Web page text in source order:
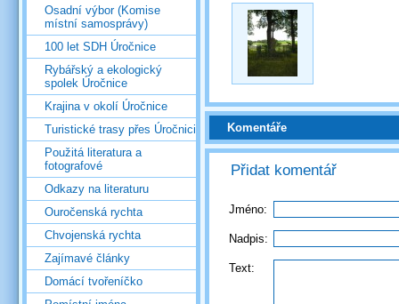
Komentáře
Přidat komentář
Jméno:
Nadpis:
Text:
Osadní výbor (Komise
místní samosprávy)
100 let SDH Úročnice
Rybářský a ekologický
spolek Úročnice
Krajina v okolí Úročnice
Turistické trasy přes Úročnici
Použitá literatura a
fotografové
Odkazy na literaturu
Ouročenská rychta
Chvojenská rychta
Zajímavé články
Domácí tvořeníčko